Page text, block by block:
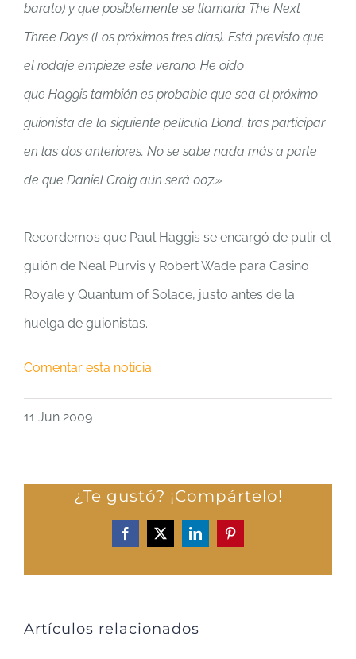
barato) y que posiblemente se llamaría The Next
Three Days (Los próximos tres días). Está previsto que
el rodaje empieze este verano. He oido
que Haggis también es probable que sea el próximo
guionista de la siguiente película Bond, tras participar
en las dos anteriores. No se sabe nada más a parte
de que Daniel Craig aún será 007.»
Recordemos que Paul Haggis se encargó de pulir el
guión de Neal Purvis y Robert Wade para Casino
Royale y Quantum of Solace, justo antes de la
huelga de guionistas.
Comentar esta noticia
11 Jun 2009
¿Te gustó? ¡Compártelo!
Facebook
X LinkedInPinterest
Artículos relacionados